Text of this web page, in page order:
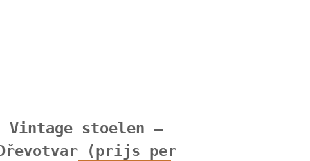
Vintage stoelen –
(prijs per